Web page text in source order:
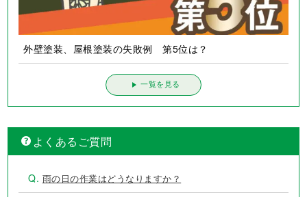
外壁塗装、屋根塗装の失敗例 第5位は？
一覧を見る
よくあるご質問
Q. 雨の日の作業はどうなりますか？